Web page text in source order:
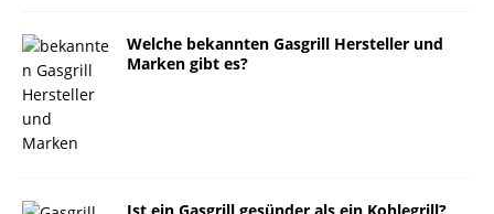
Welche bekannten Gasgrill Hersteller und
Marken gibt es?